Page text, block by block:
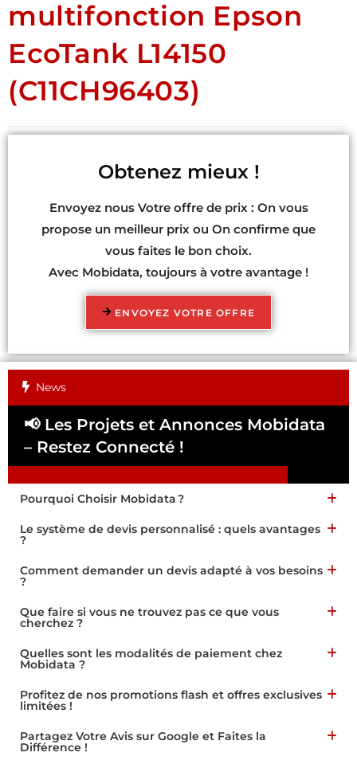
multifonction Epson
EcoTank L14150
(C11CH96403)
Obtenez mieux !
Envoyez nous Votre offre de prix : On vous
propose un meilleur prix ou On confirme que
vous faites le bon choix.
Avec Mobidata, toujours à votre avantage !
ENVOYEZ VOTRE OFFRE
News
📢 Les Projets et Annonces Mobidata
– Restez Connecté !
Pourquoi Choisir Mobidata ?
Le système de devis personnalisé : quels avantages
?
Comment demander un devis adapté à vos besoins
?
Que faire si vous ne trouvez pas ce que vous
cherchez ?
Quelles sont les modalités de paiement chez
Mobidata ?
Profitez de nos promotions flash et offres exclusives
limitées !
Partagez Votre Avis sur Google et Faites la
Différence !